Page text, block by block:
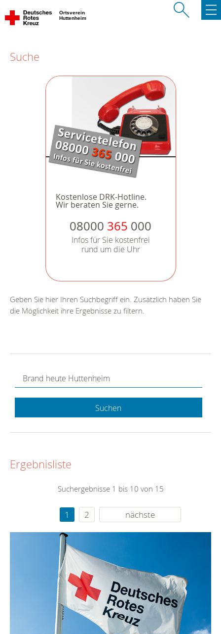
Ortsverein
Huttenheim
Suche
Kostenlose DRK-Hotline.
Wir beraten Sie gerne.
08000 365 000
Infos für Sie kostenfrei
rund um die Uhr
Geben Sie hier Ihren Suchbegriff ein. Zusätzlich haben Sie
die Möglichkeit ihre Ergebnisse zu filtern.
Suchen
Ergebnisliste
Suchergebnisse 1 bis 10 von 15
1 2 nächste